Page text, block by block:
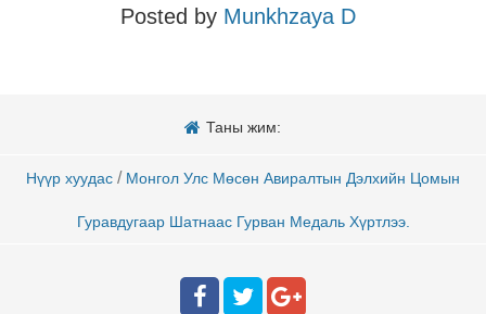
Posted by Munkhzaya D
Таны жим:
Нүүр хуудас / Монгол Улс Мөсөн Авиралтын Дэлхийн Цомын
Гуравдугаар Шатнаас Гурван Медаль Хүртлээ.